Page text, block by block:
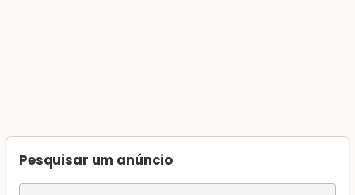
Pesquisar um anúncio